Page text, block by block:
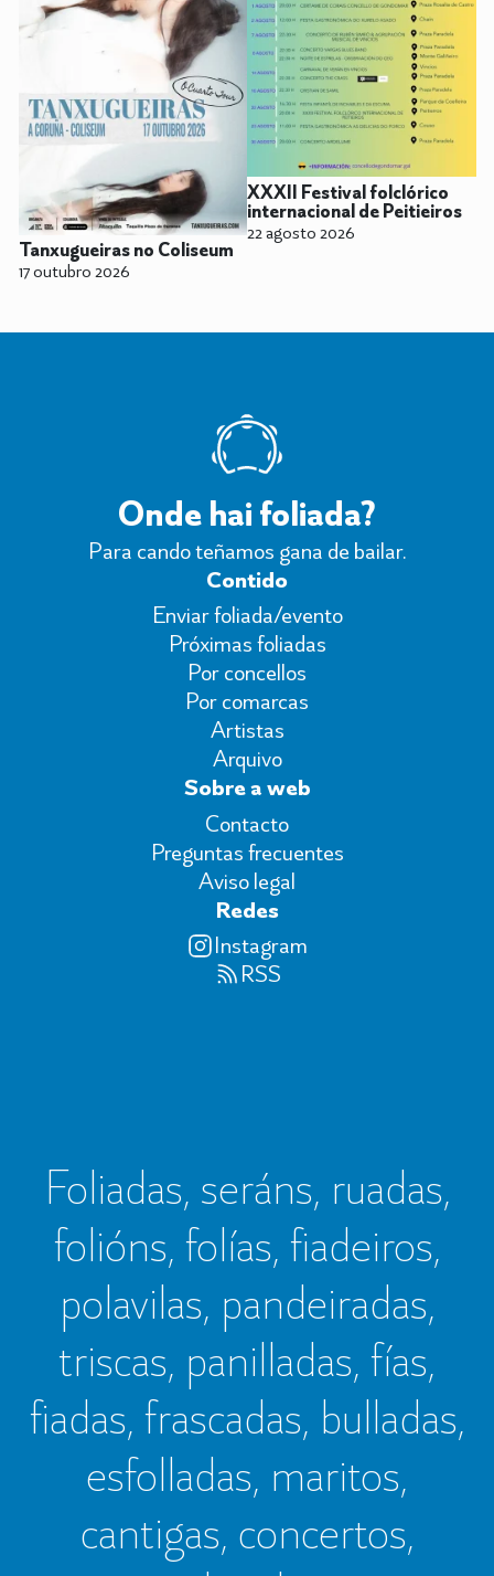
Tanxugueiras no Coliseum
17 outubro 2026
XXXII Festival folclórico
internacional de Peitieiros
22 agosto 2026
Onde hai foliada?
Para cando teñamos gana de bailar.
Contido
Enviar foliada/evento
Próximas foliadas
Por concellos
Por comarcas
Artistas
Arquivo
Sobre a web
Contacto
Preguntas frecuentes
Aviso legal
Redes
Instagram
RSS
Foliadas, seráns, ruadas,
folións, folías, fiadeiros,
polavilas, pandeiradas,
triscas, panilladas, fías,
fiadas, frascadas, bulladas,
esfolladas, maritos,
cantigas, concertos,